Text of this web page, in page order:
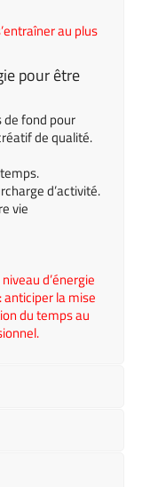
au plus
pour être
de fond pour
de qualité.
d’activité.
vie
d’énergie
anticiper la mise
du temps au